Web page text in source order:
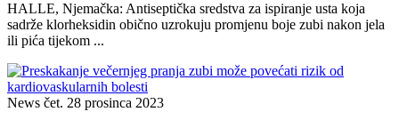
HALLE, Njemačka: Antiseptička sredstva za ispiranje usta koja
sadrže klorheksidin obično uzrokuju promjenu boje zubi nakon jela
ili pića tijekom ...
News čet. 28 prosinca 2023